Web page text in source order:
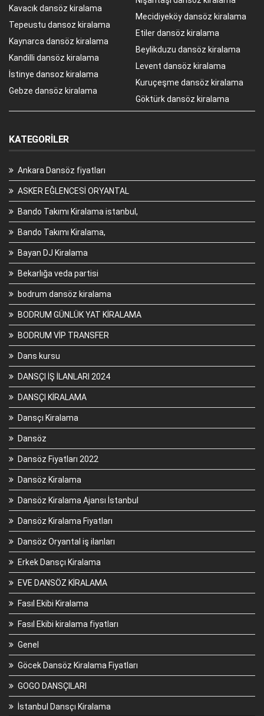
Kavacık dansöz kiralama
Tepeustu dansoz kiralama
Kaynarca dansöz kiralama
Kandilli dansöz kiralama
İstinye dansoz kiralama
Gebze dansöz kiralama
Mecidiyeköy dansöz kiralama
Etiler dansöz kiralama
Beylikduzu dansöz kiralama
Levent dansöz kiralama
Kuruçeşme dansöz kiralama
Göktürk dansöz kiralama
KATEGORILER
Ankara Dansöz fiyatları
ASKER EĞLENCESİ ORYANTAL
Bando Takımı Kiralama istanbul,
Bando Takımı Kiralama,
Bayan DJ Kiralama
Bekarlığa veda partisi
bodrum dansöz kiralama
BODRUM GÜNLÜK YAT KİRALAMA
BODRUM VİP TRANSFER
Dans kursu
DANSÇI İŞ İLANLARI 2024
DANSÇI KİRALAMA
Dansçı Kiralama
Dansöz
Dansöz Fiyatları 2022
Dansöz Kiralama
Dansöz Kiralama Ajansı İstanbul
Dansöz Kiralama Fiyatları
Dansöz Oryantal iş ilanları
Erkek Dansçı Kiralama
EVE DANSÖZ KİRALAMA
Fasıl Ekibi Kiralama
Fasıl Ekibi kiralama fiyatları
Genel
Göcek Dansöz Kiralama Fiyatları
GOGO DANSÇILARI
İstanbul Dansçı Kiralama